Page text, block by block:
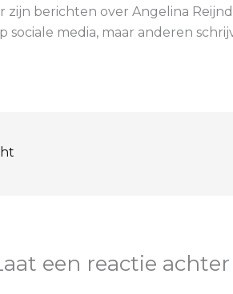
zijn berichten over Angelina
sociale media, maar anderen
een reactie achter